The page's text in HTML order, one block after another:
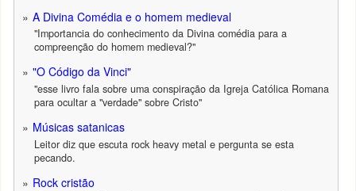
A Divina Comédia e o homem medieval
"Importancia do conhecimento da Divina comédia para a
compreenção do homem medieval?"
"O Código da Vinci"
"esse livro fala sobre uma conspiração da Igreja Católica Romana
para ocultar a "verdade" sobre Cristo"
Músicas satanicas
Leitor diz que escuta rock heavy metal e pergunta se esta
pecando.
Rock cristão